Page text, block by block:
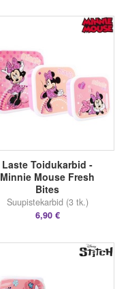
Laste Toidukarbid -
Minnie Mouse Fresh
Bites
Suupistekarbid (3 tk.)
6,90 €